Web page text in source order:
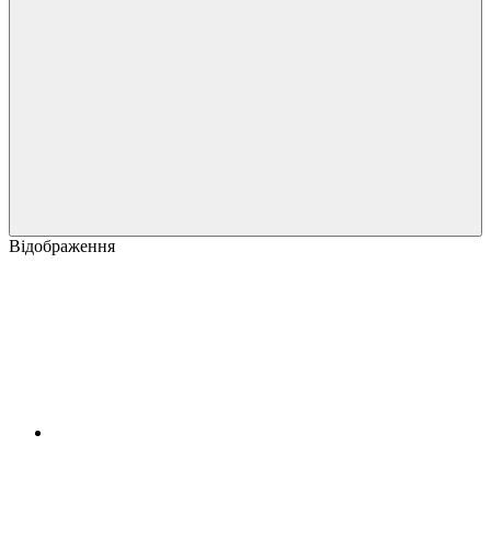
Відображення